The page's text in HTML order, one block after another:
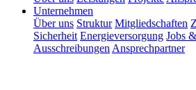
Unternehmen
Über uns Struktur Mitgliedschaften
Sicherheit Energieversorgung Jobs
Ausschreibungen Ansprechpartner